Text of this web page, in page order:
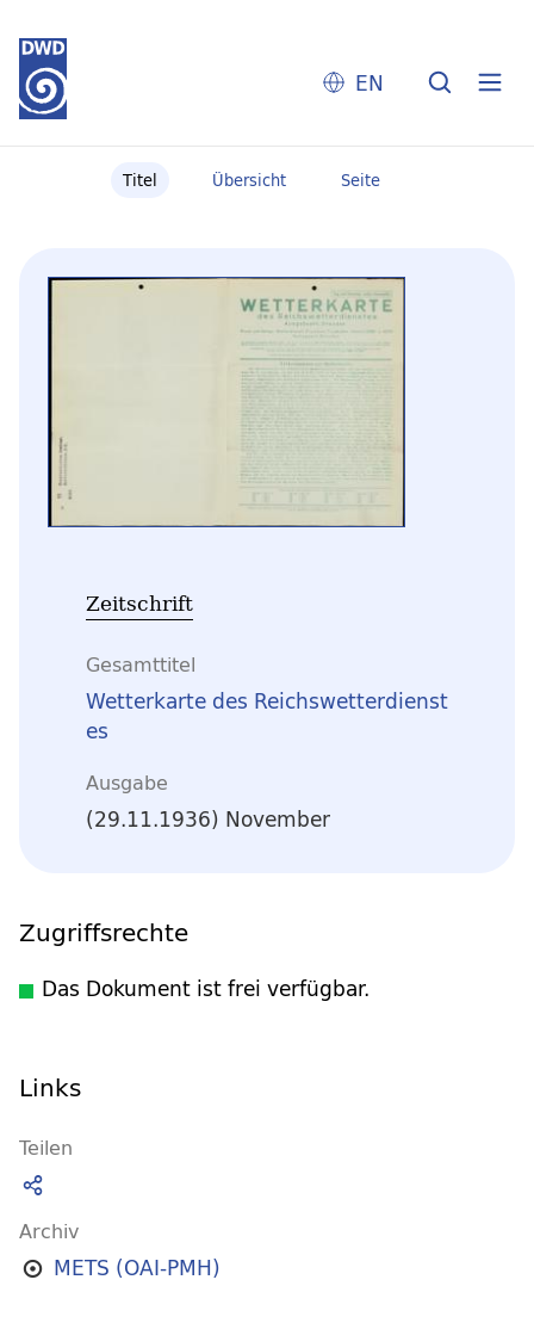
EN
Titel Übersicht Seite
Zeitschrift
Gesamttitel
Wetterkarte des Reichswetterdienst
es
Ausgabe
(29.11.1936) November
Zugriffsrechte
Das Dokument ist frei verfügbar.
Links
Teilen
Archiv
METS (OAI-PMH)